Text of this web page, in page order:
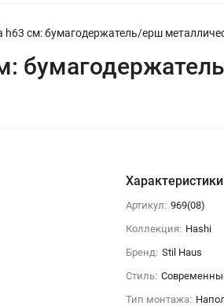
h63 см: бумагодержатель/ерш
Характеристики
Артикул: 969(08)
Коллекция: Hashi
Бренд: Stil Haus
Стиль:
Тип монтажа: